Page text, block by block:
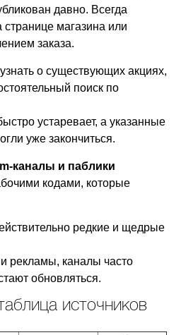
давно. Всегда
магазина или
заказа.
о существующих акциях,
поиск по
устаревает, а указанные
уже закончиться.
каналы и паблики
кодами, которые
редкие и щедрые
рекламы, каналы часто
обновляться.
источников